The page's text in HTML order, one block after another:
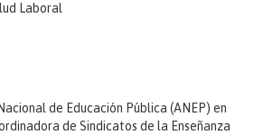
Laboral
de Educación Pública (ANEP) en
de Sindicatos de la Enseñanza